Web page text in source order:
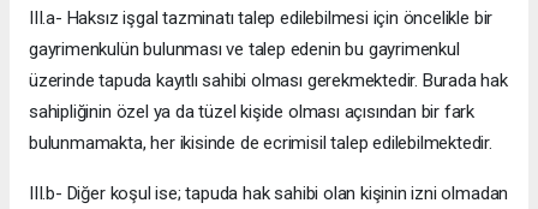
III.a- Haksız işgal tazminatı talep edilebilmesi için öncelikle bir
gayrimenkulün bulunması ve talep edenin bu gayrimenkul
üzerinde tapuda kayıtlı sahibi olması gerekmektedir. Burada hak
sahipliğinin özel ya da tüzel kişide olması açısından bir fark
bulunmamakta, her ikisinde de ecrimisil talep edilebilmektedir.
III.b- Diğer koşul ise; tapuda hak sahibi olan kişinin izni olmadan